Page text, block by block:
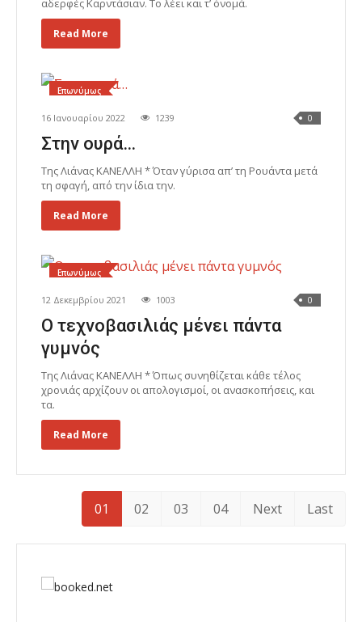
αδερφές Καρντάσιαν. Το λέει και τ’ όνομά.
Read More
Επωνύμως
16 Ιανουαρίου 2022 1239 0
Στην ουρά…
Της Λιάνας ΚΑΝΕΛΛΗ * Όταν γύρισα απ’ τη Ρουάντα μετά
τη σφαγή, από την ίδια την.
Read More
Επωνύμως
12 Δεκεμβρίου 2021 1003 0
Ο τεχνοβασιλιάς μένει πάντα
γυμνός
Της Λιάνας ΚΑΝΕΛΛΗ * Όπως συνηθίζεται κάθε τέλος
χρονιάς αρχίζουν οι απολογισμοί, οι ανασκοπήσεις, και
τα.
Read More
01 02 03 04 Next Last